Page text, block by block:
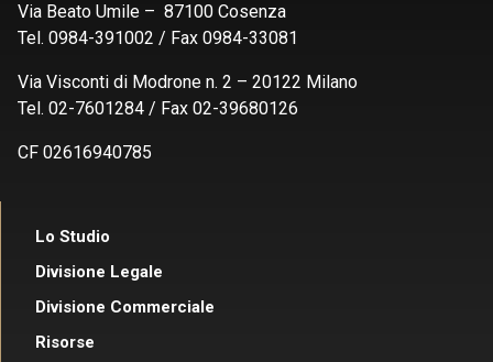
Via Beato Umile – 87100 Cosenza
Tel. 0984-391002 / Fax 0984-33081
Via Visconti di Modrone n. 2 – 20122 Milano
Tel. 02-7601284 / Fax 02-39680126
CF 02616940785
Lo Studio
Divisione Legale
Divisione Commerciale
Risorse